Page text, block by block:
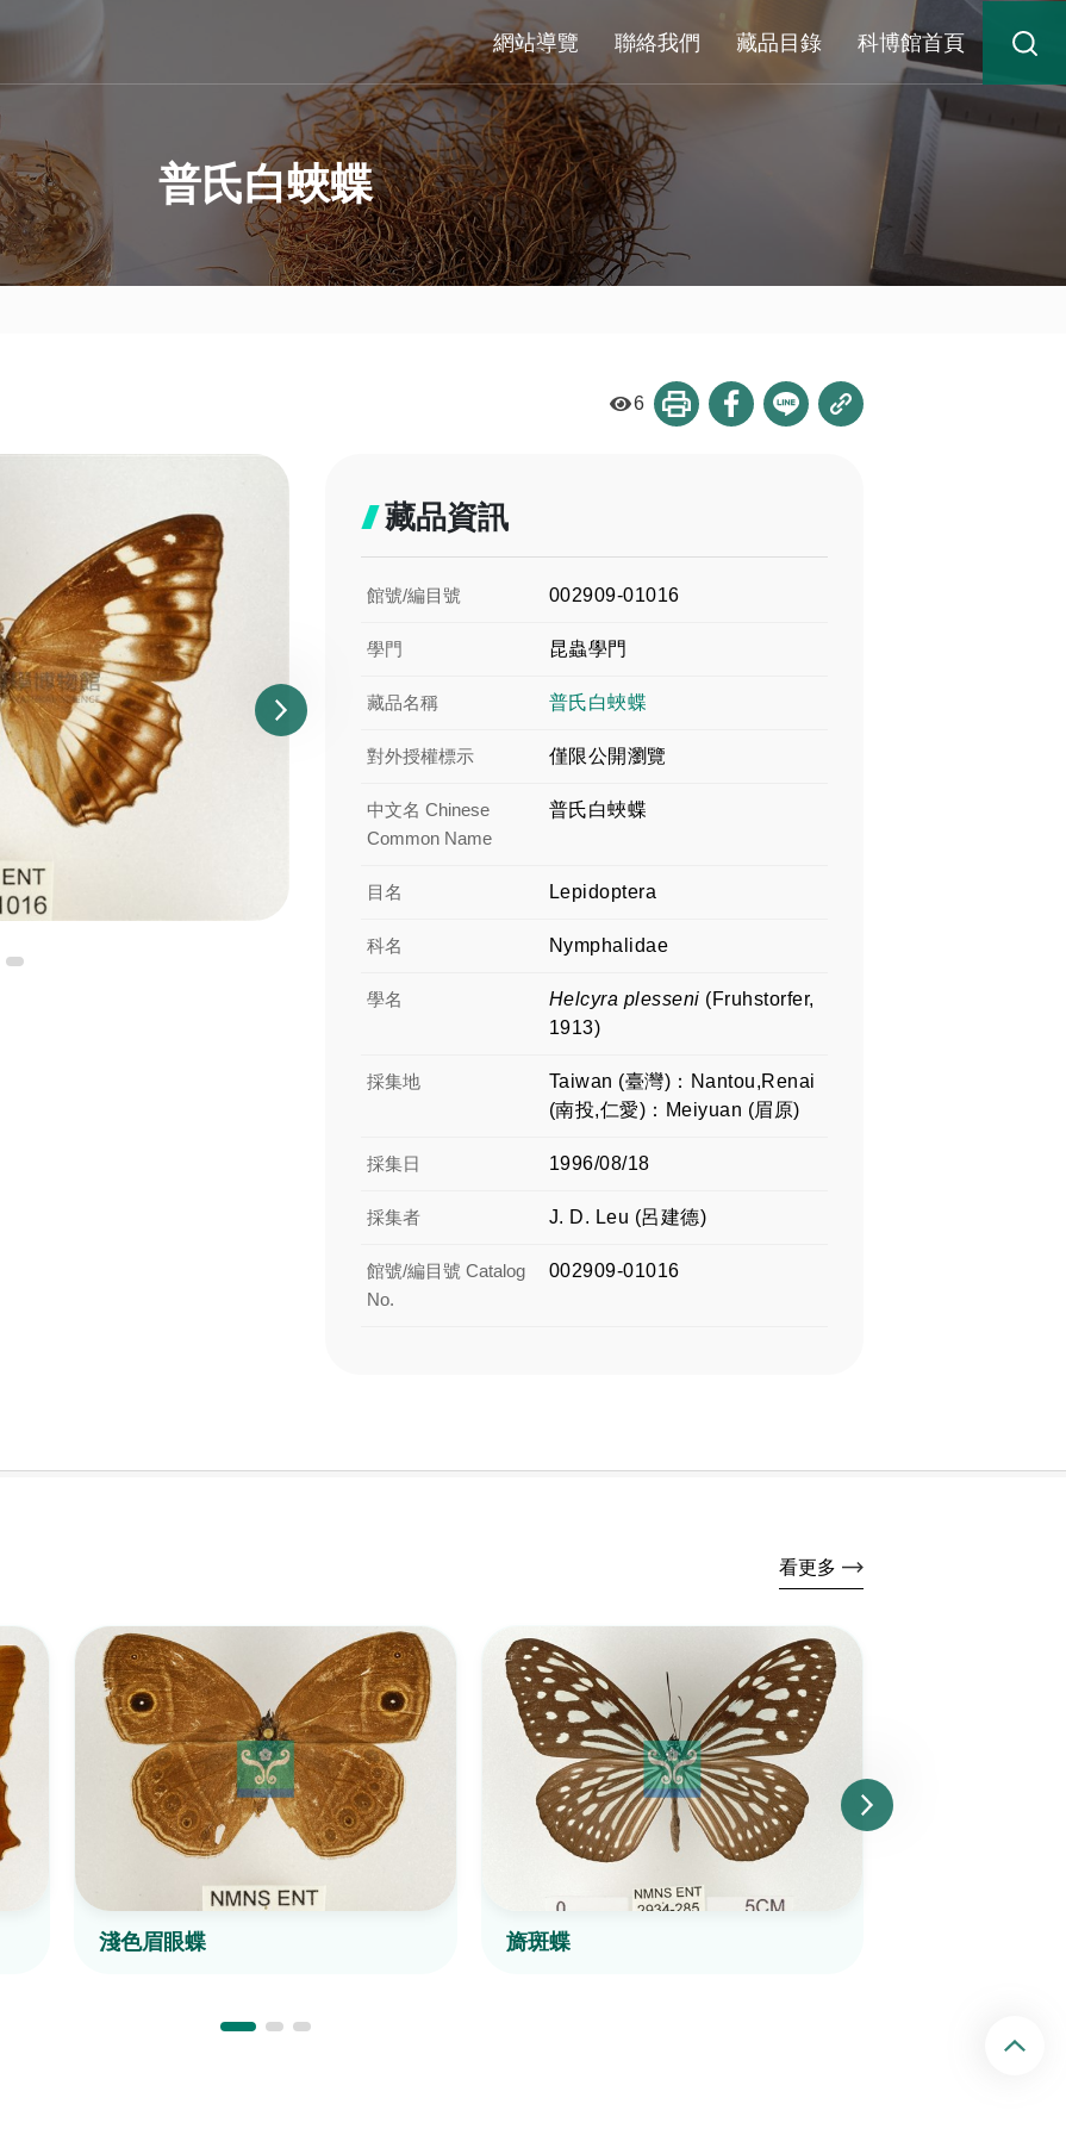
網站導覽 聯絡我們 藏品目錄 科博館首頁
普氏白蛺蝶
6
藏品資訊
館號/編目號 002909-01016
學門 昆蟲學門
藏品名稱 普氏白蛺蝶
對外授權標示 僅限公開瀏覽
中文名 Chinese
Common Name
普氏白蛺蝶
目名 Lepidoptera
科名 Nymphalidae
學名 Helcyra plesseni (Fruhstorfer,
1913)
採集地
Taiwan (臺灣)：Nantou,Renai
(南投,仁愛)：Meiyuan (眉原)
採集日 1996/08/18
採集者 J. D. Leu (呂建德)
館號/編目號 Catalog
No.
002909-01016
看更多
淺色眉眼蝶 旖斑蝶
回頂端